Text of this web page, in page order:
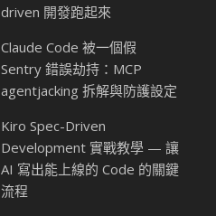
driven 開發跑起來
Claude Code 被一個假
Sentry 錯誤劫持：MCP
agentjacking 拆解與防護設定
Kiro Spec-Driven
Development 實戰教學 — 讓
AI 寫出能上線的 Code 的關鍵
流程